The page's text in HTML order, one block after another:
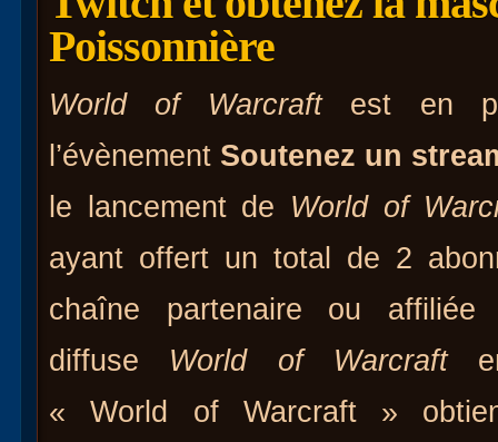
Poissonnière
World of Warcraftest en
l’évènement Soutenez un
le lancement de World of
ayant offert un total de 2
chaîne partenaire ou
diffuse World of Warcraft
« World of Warcraft »